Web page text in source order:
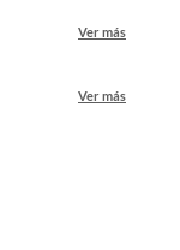
Ver más
Ver más